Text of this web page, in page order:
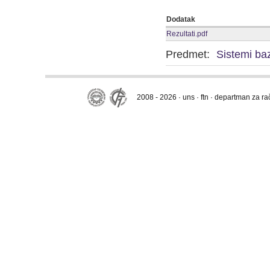
Dodatak
Rezultati.pdf
Predmet: Sistemi
2008 - 2026 · uns · ftn · departman za